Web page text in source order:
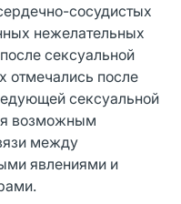
сосудистых
нежелательных
сексуальной
отмечались после
сексуальной
возможным
между
явлениями и